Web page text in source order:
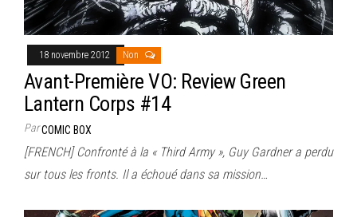
18 novembre 2012 Non
Avant-Première VO: Review Green
Lantern Corps #14
ParCOMIC BOX
[FRENCH] Confronté à la « Third Army », Guy Gardner a perdu
sur tous les fronts. Il a échoué dans sa mission…